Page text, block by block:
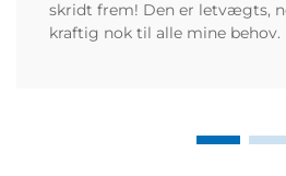
skridt frem! Den er letvægts,
kraftig nok til alle mine behov.